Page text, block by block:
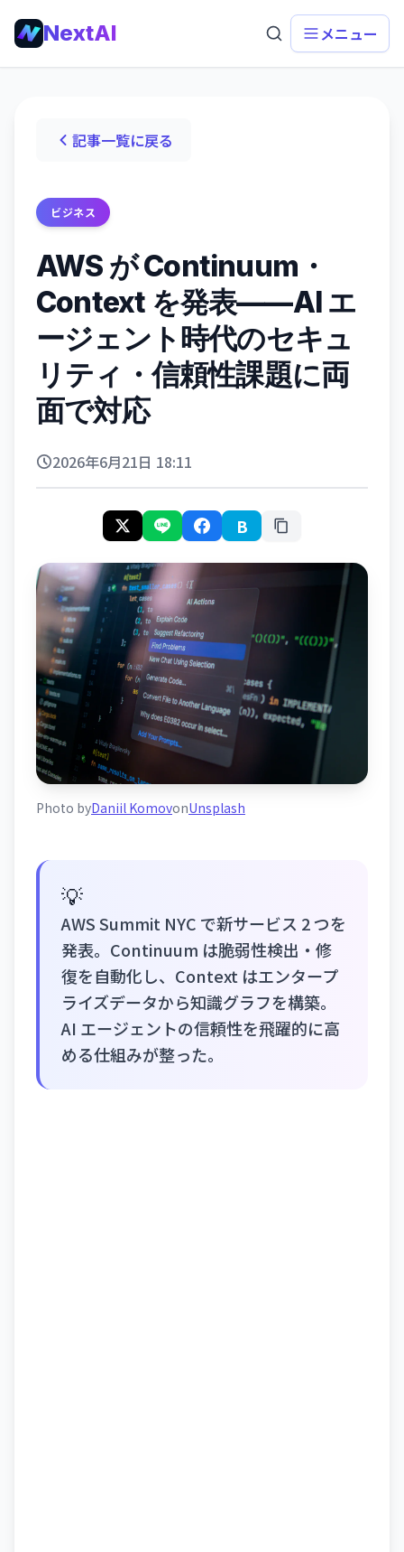
NextAI メニュー
記事一覧に戻る
ビジネス
AWS が Continuum・
Context を発表——AI エ
ージェント時代のセキュ
リティ・信頼性課題に両
面で対応
2026年6月21日 18:11
B
Photo byDaniil KomovonUnsplash
💡
AWS Summit NYC で新サービス 2 つを
発表。Continuum は脆弱性検出・修
復を自動化し、Context はエンタープ
ライズデータから知識グラフを構築。
AI エージェントの信頼性を飛躍的に高
める仕組みが整った。